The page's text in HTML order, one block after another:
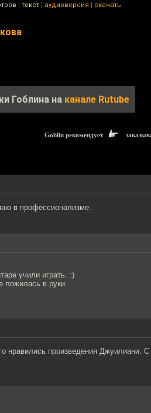
| текст | аудиоверсия | скачать
Гоблина на канале Rutube
Goblin рекомендует
в профессионализме.
учили играть. :)
ложилась в руки.
нравились произведения Джуилиани.